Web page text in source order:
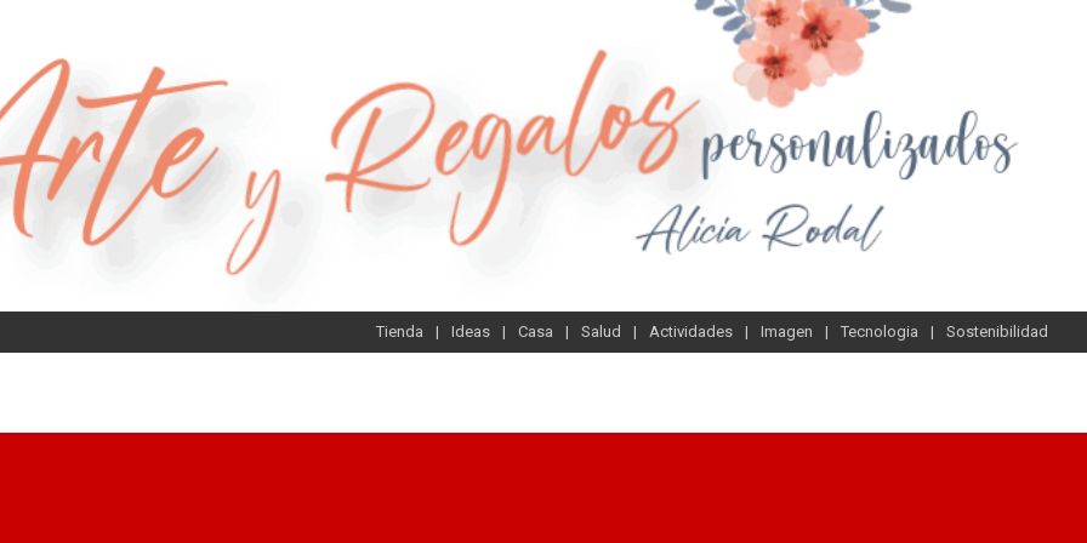
Tienda Ideas Casa Salud Actividades Imagen Tecnologia Sostenibilidad